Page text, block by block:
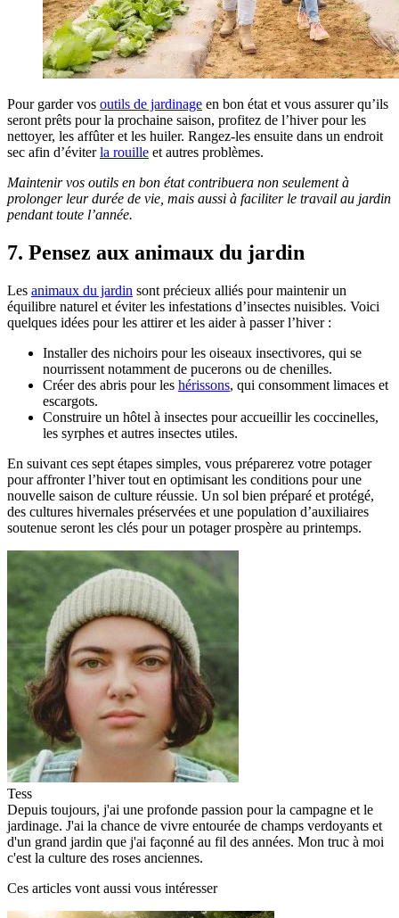
Pour garder vos outils de jardinage en bon état et vous assurer qu’ils
seront prêts pour la prochaine saison, profitez de l’hiver pour les
nettoyer, les affûter et les huiler. Rangez-les ensuite dans un endroit
sec afin d’éviterla rouille et autres problèmes.
Maintenir vos outils en bon état contribuera non seulement à
prolonger leur durée de vie, mais aussi à faciliter le travail au jardin
pendant toute l’année.
7. Pensez aux animaux du jardin
Les animaux du jardin sont précieux alliés pour maintenir un
équilibre naturel et éviter les infestations d’insectes nuisibles. Voici
quelques idées pour les attirer et les aider à passer l’hiver :
Installer des nichoirs pour les oiseaux insectivores, qui se
nourrissent notamment de pucerons ou de chenilles.
Créer des abris pour les hérissons, qui consomment limaces et
escargots.
Construire un hôtel à insectes pour accueillir les coccinelles,
les syrphes et autres insectes utiles.
En suivant ces sept étapes simples, vous préparerez votre potager
pour affronter l’hiver tout en optimisant les conditions pour une
nouvelle saison de culture réussie. Un sol bien préparé et protégé,
des cultures hivernales préservées et une population d’auxiliaires
soutenue seront les clés pour un potager prospère au printemps.
Tess
Depuis toujours, j'ai une profonde passion pour la campagne et le
jardinage. J'ai la chance de vivre entourée de champs verdoyants et
d'un grand jardin que j'ai façonné au fil des années. Mon truc à moi
c'est la culture des roses anciennes.
Ces articles vont aussi vous intéresser